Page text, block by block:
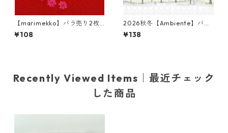
【marimekko】バラ売り2枚
カクテルサイズ ペーパーナプ
キン PUKETTI レッド×ピンク
¥108
2026秋冬【Ambiente】バラ
売り2枚 ランチサイズ ペーパ
ーナプキン Starry Sky グリー
¥138
Recently Viewed Items｜最近チェック
した商品